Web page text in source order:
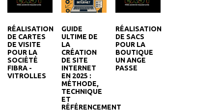
RÉALISATION
DE CARTES
DE VISITE
POUR LA
SOCIÉTÉ
FIBRA -
VITROLLES
GUIDE
ULTIME DE
LA
CRÉATION
DE SITE
INTERNET
EN 2025 :
MÉTHODE,
TECHNIQUE
ET
RÉFÉRENCEMENT
RÉALISATION
DE SACS
POUR LA
BOUTIQUE
UN ANGE
PASSE